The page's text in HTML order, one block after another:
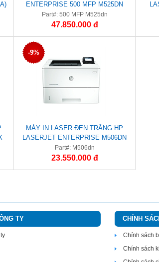
ENTERPRISE 500 MFP M525DN
Part#: 500 MFP M525dn
47.850.000 đ
-9%
MÁY IN LASER ĐEN TRẮNG HP
LASERJET ENTERPRISE M506DN
(F2A69A)
Part#: M506dn
23.550.000 đ
TY CHÍNH
Chính sách
Chính sách